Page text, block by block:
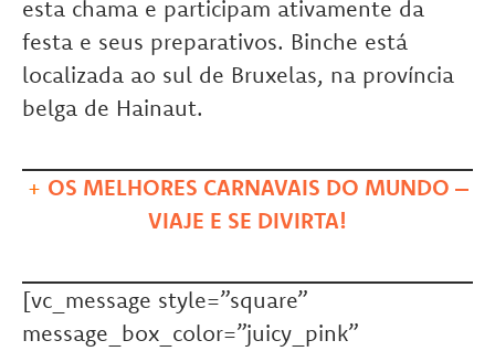
esta chama e participam ativamente da
festa e seus preparativos. Binche está
localizada ao sul de Bruxelas, na província
belga de Hainaut.
+ OS MELHORES CARNAVAIS DO MUNDO –
VIAJE E SE DIVIRTA!
[vc_message style=”square”
message_box_color=”juicy_pink”